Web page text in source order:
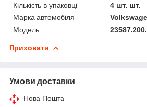
Кількість в упаковці
4 шт. шт.
Марка автомобіля
Мoдель
Приховати
Умови доставки
Нова Пошта